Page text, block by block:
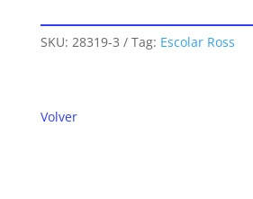
SKU: 28319-3 Tag: Escolar Ross
Volver